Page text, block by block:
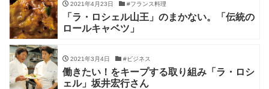
2021年4月23日 #フランス料理
「ラ・ロシェル山王」のまかない。「伝統の
ロールキャベツ」
2021年3月4日 #ビジネス
働きたい！をキープする取り組み「ラ・ロシ
ェル」坂井宏行さん